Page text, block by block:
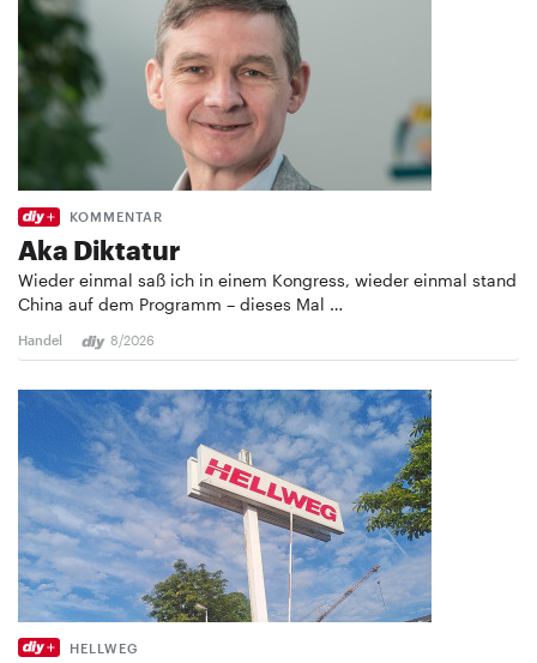
KOMMENTAR
Aka Diktatur
Wieder einmal saß ich in einem Kongress, wieder einmal stand
China auf dem Programm – dieses Mal …
Handel 8/2026
HELLWEG